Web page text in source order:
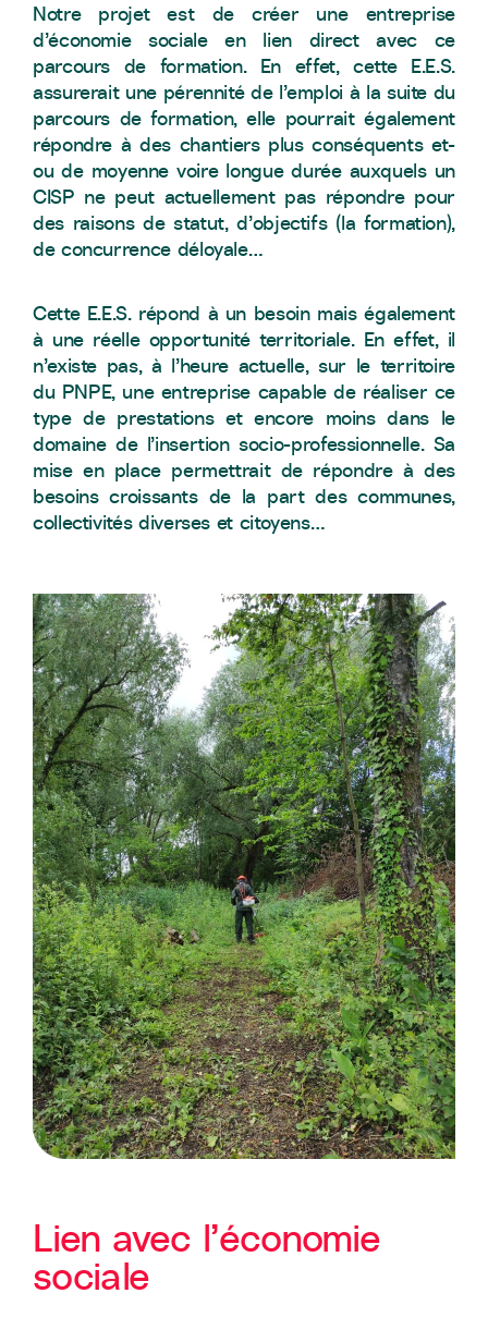
Notre projet est de créer une entreprise
d’économie sociale en lien direct avec ce
parcours de formation. En effet, cette E.E.S.
assurerait une pérennité de l’emploi à la suite du
parcours de formation, elle pourrait également
répondre à des chantiers plus conséquents et-
ou de moyenne voire longue durée auxquels un
CISP ne peut actuellement pas répondre pour
des raisons de statut, d’objectifs (la formation),
de concurrence déloyale…
Cette E.E.S. répond à un besoin mais également
à une réelle opportunité territoriale. En effet, il
n’existe pas, à l’heure actuelle, sur le territoire
du PNPE, une entreprise capable de réaliser ce
type de prestations et encore moins dans le
domaine de l’insertion socio-professionnelle. Sa
mise en place permettrait de répondre à des
besoins croissants de la part des communes,
collectivités diverses et citoyens…
Lien avec l’économie
sociale